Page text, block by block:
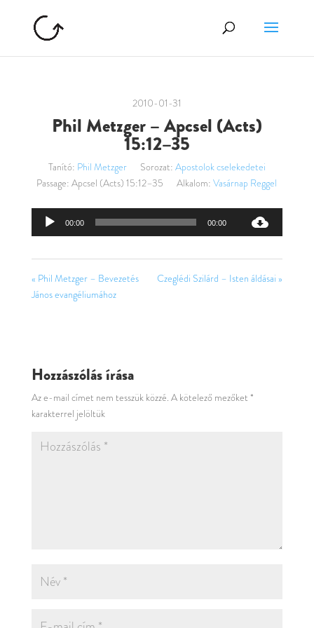
2010-01-31
Phil Metzger – Apcsel (Acts)
15:12–35
Tanító: Phil Metzger Sorozat: Apostolok cselekedetei
Passage: Apcsel (Acts) 15:12–35 Alkalom: Vasárnap Reggel
Audió
00:00 00:00
« Phil Metzger – Bevezetés
János evangéliumához
Czeglédi Szilárd – Isten áldásai »
Hozzászólás írása
Az e-mail címet nem tesszük közzé. A kötelező mezőket *
karakterrel jelöltük